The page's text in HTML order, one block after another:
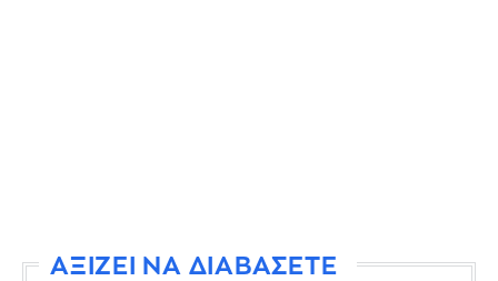
ΑΞΙΖΕΙ ΝΑ ΔΙΑΒΑΣΕΤΕ